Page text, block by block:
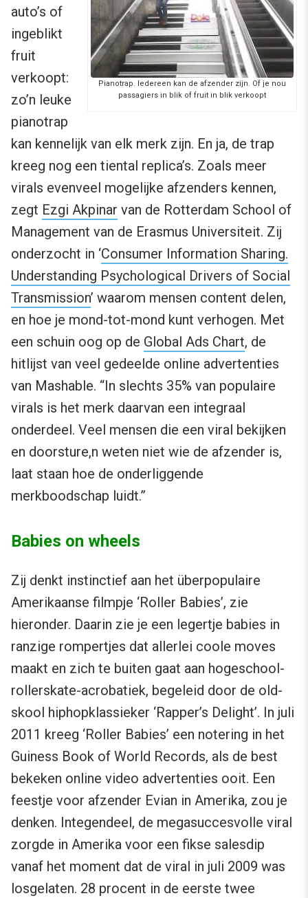
Pianotrap. Iedereen kan de afzender zijn. Of je nou
passagiers in blik of fruit in blik verkoopt
auto’s of
ingeblikt
fruit
verkoopt:
zo’n leuke
pianotrap
kan kennelijk van elk merk zijn. En ja, de trap
kreeg nog een tiental replica’s. Zoals meer
virals evenveel mogelijke afzenders kennen,
zegt Ezgi Akpinar van de Rotterdam School of
Management van de Erasmus Universiteit. Zij
onderzocht in ‘Consumer Information Sharing.
Understanding Psychological Drivers of Social
Transmission’ waarom mensen content delen,
en hoe je mond-tot-mond kunt verhogen. Met
een schuin oog op de Global Ads Chart, de
hitlijst van veel gedeelde online advertenties
van Mashable. “In slechts 35% van populaire
virals is het merk daarvan een integraal
onderdeel. Veel mensen die een viral bekijken
en doorsture,n weten niet wie de afzender is,
laat staan hoe de onderliggende
merkboodschap luidt.”
Babies on wheels
Zij denkt instinctief aan het überpopulaire
Amerikaanse filmpje ‘Roller Babies’, zie
hieronder. Daarin zie je een legertje babies in
ranzige rompertjes dat allerlei coole moves
maakt en zich te buiten gaat aan hogeschool-
rollerskate-acrobatiek, begeleid door de old-
skool hiphopklassieker ‘Rapper’s Delight’. In juli
2011 kreeg ‘Roller Babies’ een notering in het
Guiness Book of World Records, als de best
bekeken online video advertenties ooit. Een
feestje voor afzender Evian in Amerika, zou je
denken. Integendeel, de megasuccesvolle viral
zorgde in Amerika voor een fikse salesdip
vanaf het moment dat de viral in juli 2009 was
losgelaten. 28 procent in de eerste twee